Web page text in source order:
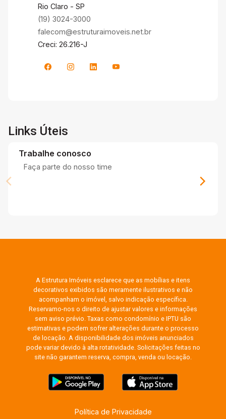
Rio Claro - SP
(19) 3024-3000
falecom@estruturaimoveis.net.br
Creci: 26.216-J
Links Úteis
Trabalhe conosco
Faça parte do nosso time
A Estrutura Imóveis esclarece que as mobílias e itens
decorativos exibidos são meramente ilustrativos e não
acompanham o imóvel, salvo indicação específica.
Reservamo-nos o direito de ajustar valores e informações
sem aviso prévio. Taxas como condomínio e IPTU são
estimativas e podem sofrer alterações durante o processo
de locação. A disponibilidade dos imóveis anunciados
pode variar devido à alta rotatividade. Solicitações feitas no
site não garantem reserva, compra, venda ou locação.
Política de Privacidade